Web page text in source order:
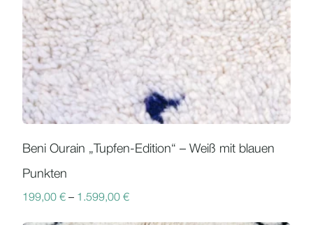
Beni Ourain „Tupfen-Edition“ – Weiß mit blauen
Punkten
199,00 € – 1.599,00 €